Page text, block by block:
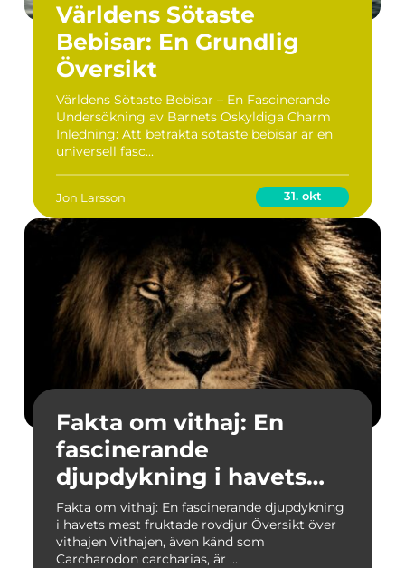
Världens Sötaste
Bebisar: En Grundlig
Översikt
Världens Sötaste Bebisar – En Fascinerande
Undersökning av Barnets Oskyldiga Charm
Inledning: Att betrakta sötaste bebisar är en
universell fasc...
Jon Larsson 31. okt
Fakta om vithaj: En
fascinerande
djupdykning i havets
mest fruktade rovdjur
Fakta om vithaj: En fascinerande djupdykning
i havets mest fruktade rovdjur Översikt över
vithajen Vithajen, även känd som
Carcharodon carcharias, är ...